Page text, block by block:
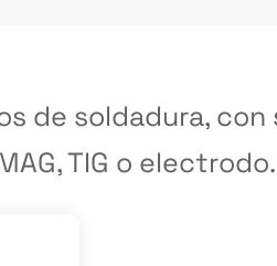
de soldadura,
TIG o electrodo.